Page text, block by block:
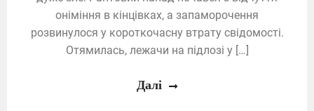
оніміння в кінцівках, а запаморочення
розвинулося у короткочасну втрату свідомості.
Отямилась, лежачи на підлозі у […]
Далі